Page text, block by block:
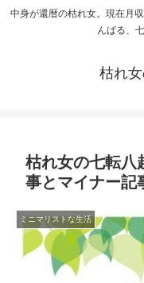
中身が還暦の枯れ女。現在月
んばる、
枯れ
枯れ女の七転八
事とマイナー記
ミニマリストな生活